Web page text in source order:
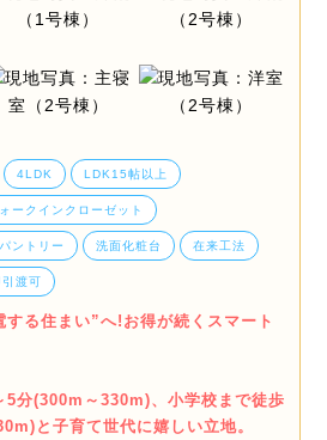
4LDK LDK15帖以上
ークインクローゼット
パントリー 洗面化粧台 在来工法
渡可
る住まい”へ!お得が続くスマート
5分(300m～330m)、小学校まで徒歩
と子育て世代に嬉しい立地。